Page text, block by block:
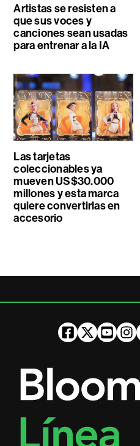
Artistas se resisten a
que sus voces y
canciones sean usadas
para entrenar a la IA
Las tarjetas
coleccionables ya
mueven US$30.000
millones y esta marca
quiere convertirlas en
accesorio